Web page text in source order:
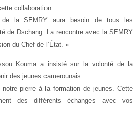
collaboration :
de la SEMRY aura besoin de tous les
de Dschang. La rencontre avec la SEMRY
du Chef de l’État. »
Kouma a insisté sur la volonté de la
des jeunes camerounais :
pierre à la formation de jeunes. Cette
des différents échanges avec vos